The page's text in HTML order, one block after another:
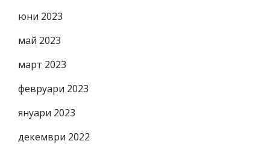
юни 2023
май 2023
март 2023
февруари 2023
януари 2023
декември 2022